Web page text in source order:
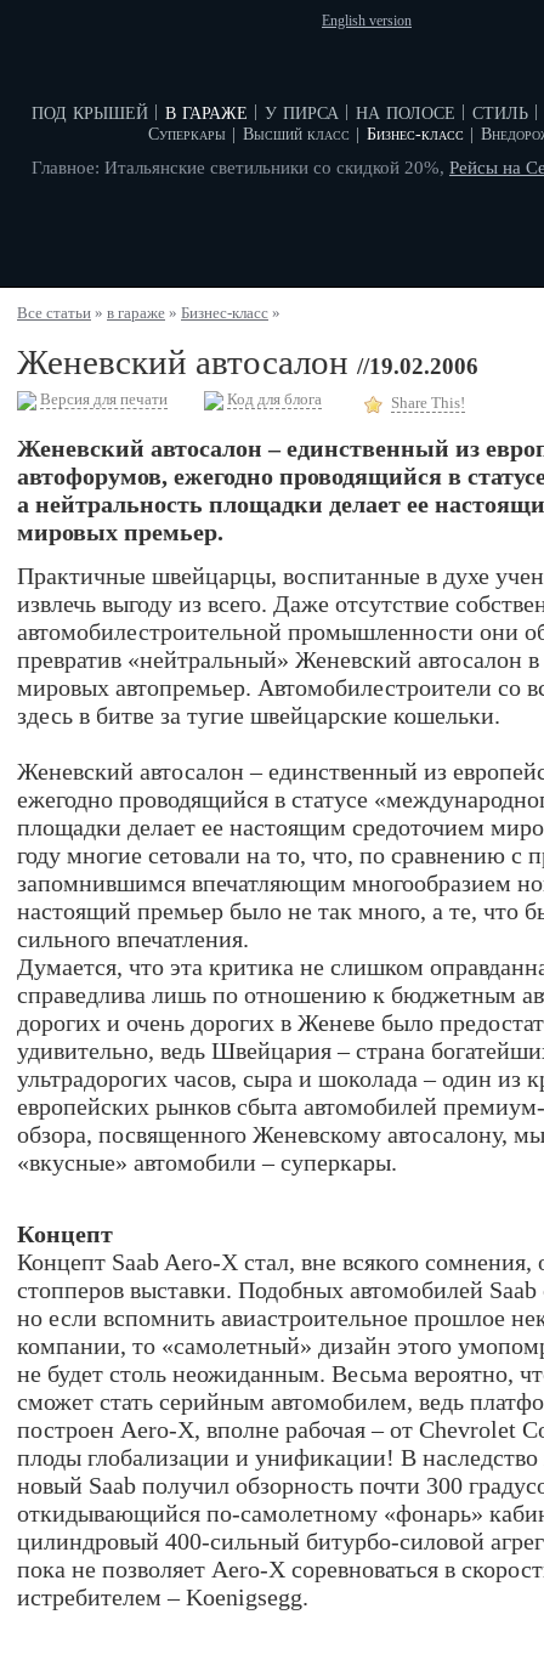
English version
под крышей в гараже
Суперкары Высший класс Бизнес-класс
у пирса на полосе стиль
Главное: Итальянские светильники со скидкой 20%, Рейсы на
Все статьи » в гараже » Бизнес-класс »
Женевский автосалон //19.02.2006
Версия для печати Код для блога Share This!
Женевский автосалон – единственный из
автофорумов, ежегодно проводящийся в
а нейтральность площадки делает ее
мировых премьер.
Практичные швейцарцы, воспитанные в духе
извлечь выгоду из всего. Даже отсутствие
автомобилестроительной промышленности они
превратив «нейтральный» Женевский автосалон
мировых автопремьер. Автомобилестроители со
здесь в битве за тугие швейцарские кошельки.
Женевский автосалон – единственный из
ежегодно проводящийся в статусе
площадки делает ее настоящим средоточием
году многие сетовали на то, что, по сравнению с
запомнившимся впечатляющим многообразием
настоящий премьер было не так много, а те, что
сильного впечатления.
Думается, что эта критика не слишком
справедлива лишь по отношению к бюджетным
дорогих и очень дорогих в Женеве было
удивительно, ведь Швейцария – страна
ультрадорогих часов, сыра и шоколада – один из
европейских рынков сбыта автомобилей
обзора, посвященного Женевскому автосалону,
«вкусные» автомобили – суперкары.
Концепт
Концепт Sааb Aero-X стал, вне всякого
стопперов выставки. Подобных автомобилей
но если вспомнить авиастроительное прошлое
компании, то «самолетный» дизайн этого
не будет столь неожиданным. Весьма вероятно,
сможет стать серийным автомобилем, ведь
построен Aero-X, вполне рабочая – от Chevrolet
плоды глобализации и унификации! В наследство
новый Saab получил обзорность почти 300
откидывающийся по-самолетному «фонарь»
цилиндровый 400-сильный битурбо-силовой
пока не позволяет Aero-X соревноваться в
истребителем – Koenigsegg.